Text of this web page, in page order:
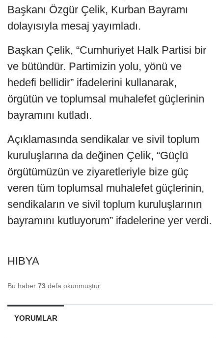
Başkanı Özgür Çelik, Kurban Bayramı
dolayısıyla mesaj yayımladı.
Başkan Çelik, “Cumhuriyet Halk Partisi bir
ve bütündür. Partimizin yolu, yönü ve
hedefi bellidir” ifadelerini kullanarak,
örgütün ve toplumsal muhalefet güçlerinin
bayramını kutladı.
Açıklamasında sendikalar ve sivil toplum
kuruluşlarına da değinen Çelik, “Güçlü
örgütümüzün ve ziyaretleriyle bize güç
veren tüm toplumsal muhalefet güçlerinin,
sendikaların ve sivil toplum kuruluşlarının
bayramını kutluyorum” ifadelerine yer verdi.
HIBYA
Bu haber 73 defa okunmuştur.
YORUMLAR